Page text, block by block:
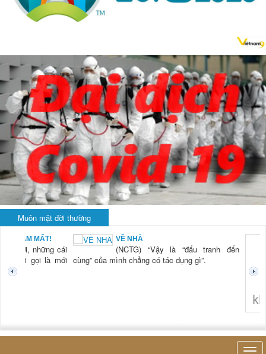
Muôn mặt đời thường
NAM MẤT!
“Xời, những cái
mới gọi là mới
VỀ NHÀ
(NCTG) “Vậy là “đấu tranh đến
cùng” của mình chẳng có tác dụng gì”.